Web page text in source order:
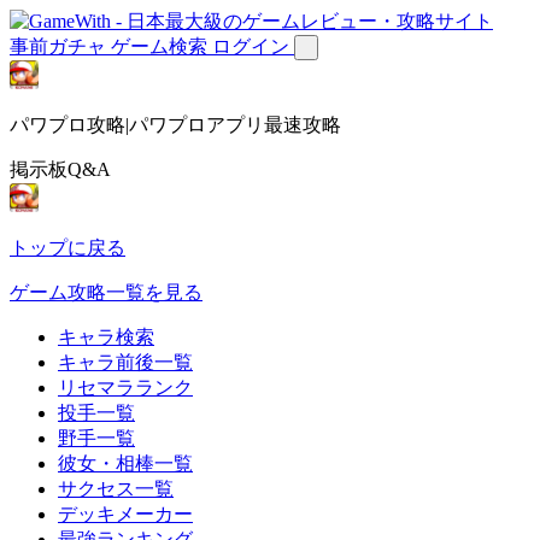
事前ガチャ ゲーム検索 ログイン
パワプロ攻略|パワプロアプリ最速攻略
掲示板Q&A
トップに戻る
ゲーム攻略一覧を見る
キャラ検索
キャラ前後一覧
リセマラランク
投手一覧
野手一覧
彼女・相棒一覧
サクセス一覧
デッキメーカー